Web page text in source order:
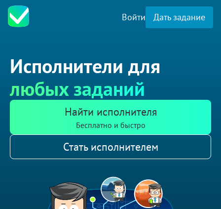
Войти Дать задание
Исполнители для
любых заданий
Найти исполнителя
Бесплатно и быстро
Стать исполнителем